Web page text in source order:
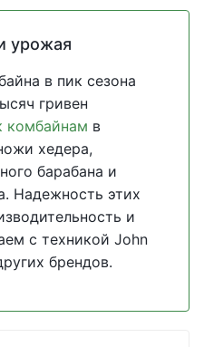
урожая
в пик сезона
гривен
комбайнам в
хедера,
барабана и
Надежность этих
и
с техникой John
брендов.